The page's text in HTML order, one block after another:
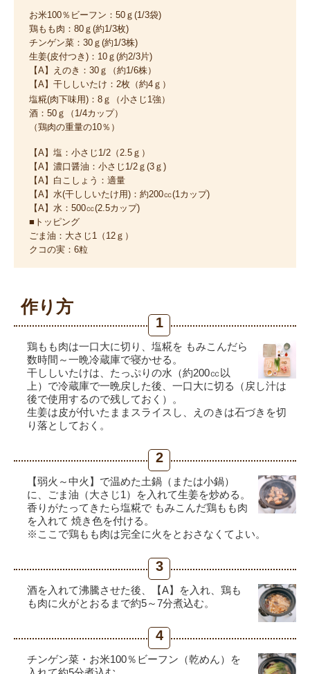
お米100％ビーフン：50ｇ(1/3袋)
鶏もも肉：80ｇ(約1/3枚)
チンゲン菜：30ｇ(約1/3株)
生姜(皮付つき)：10ｇ(約2/3片)
【A】えのき：30ｇ（約1/6株）
【A】干ししいたけ：2枚（約4ｇ）
塩糀(肉下味用)：8ｇ（小さじ1強）
酒：50ｇ（1/4カップ）
（鶏肉の重量の10％）
【A】塩：小さじ1/2（2.5ｇ）
【A】濃口醤油：小さじ1/2ｇ(3ｇ)
【A】白こしょう：適量
【A】水(干ししいたけ用)：約200㏄(1カップ)
【A】水：500㏄(2.5カップ)
■トッピング
ごま油：大さじ1（12ｇ）
クコの実：6粒
作り方
1
鶏もも肉は一口大に切り、塩糀を もみこんだら
数時間～一晩冷蔵庫で寝かせる。
干ししいたけは、たっぷりの水（約200㏄以
上）で冷蔵庫で一晩戻した後、一口大に切る（戻し汁は
後で使用するので残しておく）。
生姜は皮が付いたままスライスし、えのきは石づきを切
り落としておく。
2
【弱火～中火】で温めた土鍋（または小鍋）
に、ごま油（大さじ1）を入れて生姜を炒める。
香りがたってきたら塩糀で もみこんだ鶏もも肉
を入れて 焼き色を付ける。
※ここで鶏もも肉は完全に火をとおさなくてよい。
3
酒を入れて沸騰させた後、【A】を入れ、鶏も
も肉に火がとおるまで約5～7分煮込む。
4
チンゲン菜・お米100％ビーフン（乾めん）を